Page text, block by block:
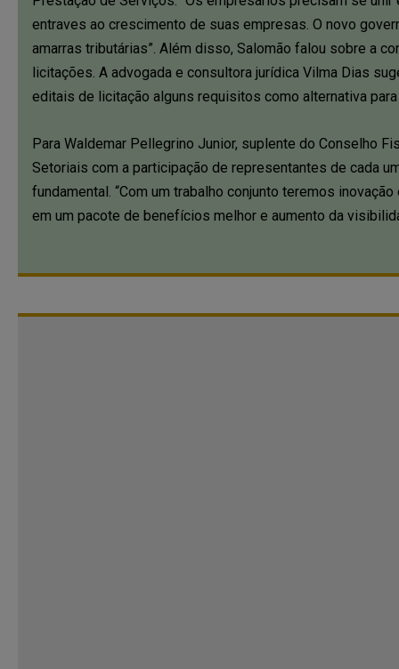
entraves ao crescimento de suas empresas. O novo
amarras tributárias”. Além disso, Salomão falou sobre a
licitações. A advogada e consultora jurídica Vilma Dias
editais de licitação alguns requisitos como alternativa para
Para Waldemar Pellegrino Junior, suplente do Conselho
Setoriais com a participação de representantes de cada
fundamental. “Com um trabalho conjunto teremos
em um pacote de benefícios melhor e aumento da